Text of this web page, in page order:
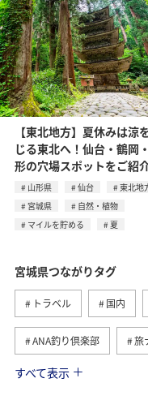
【東北地方】夏休みは涼
じる東北へ！仙台・鶴岡
形の穴場スポットをご紹
山形県 仙台
東北地
宮城県
自然・植物
マイルを貯める
夏
宮城県つながりタグ
トラベル 国内
ANA釣り倶楽部 旅
仙台
すべて表示